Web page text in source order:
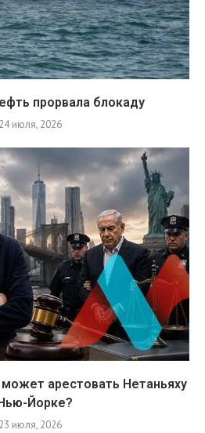
прорвала блокаду
24 июля, 2026
арестовать Нетаньяху
Йорке?
23 июля, 2026